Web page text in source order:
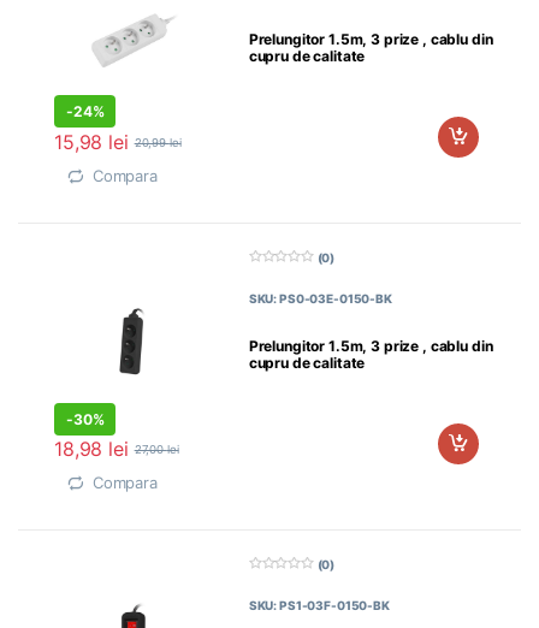
-24%
Prelungitor 1.5m, 3 prize , cablu din
cupru de calitate
15,98 lei 20,99lei
Compara
-30%
Prelungitor 1.5m, 3 prize , cablu din
cupru de calitate
i
(0)
SKU: PS0-03E-0150-BK
18,98 lei 27,00lei
Compara
i
(0)
SKU: PS1-03F-0150-BK